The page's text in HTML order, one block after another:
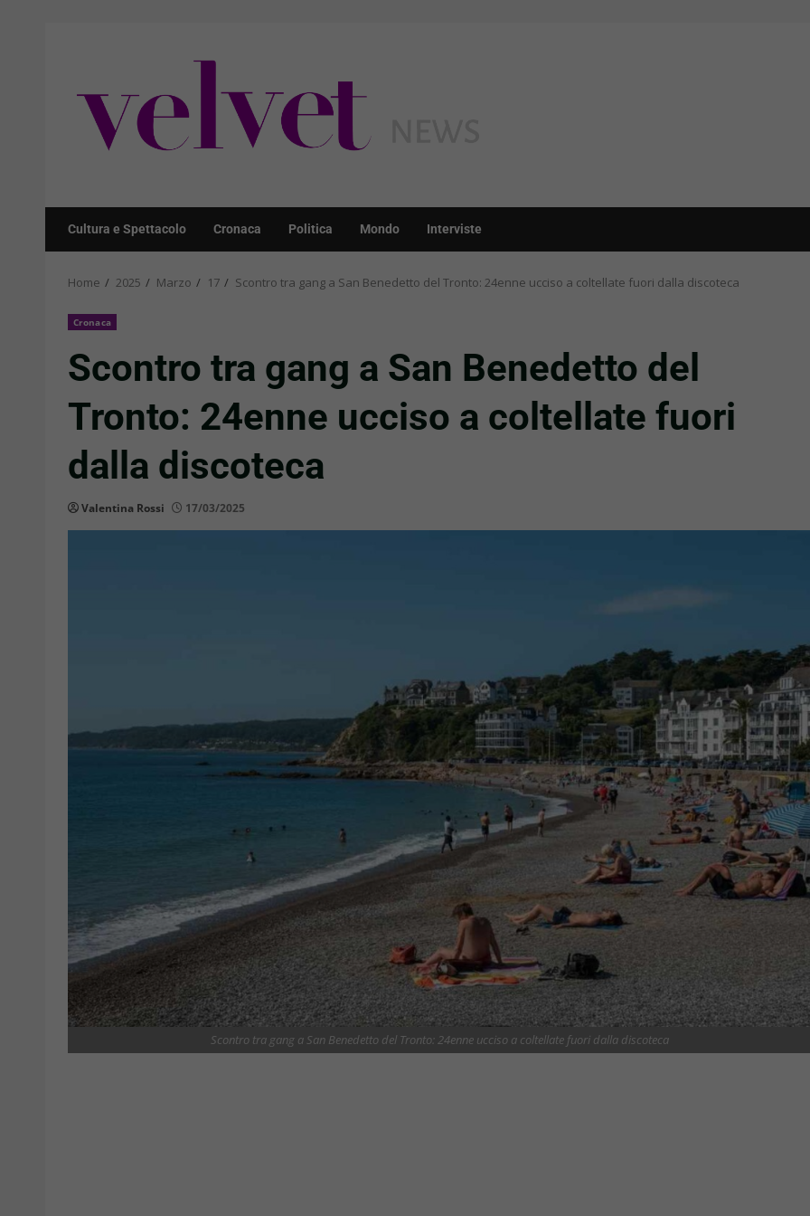
Cultura e Spettacolo Cronaca Politica Mondo Interviste
Home 2025 Marzo 17 Scontro tra gang a San Benedetto del Tronto: 24enne ucciso a coltellate fuori dalla discoteca
Cronaca
Scontro tra gang a San Benedetto del
Tronto: 24enne ucciso a coltellate fuori
dalla discoteca
Valentina Rossi 17/03/2025
Scontro tra gang a San Benedetto del Tronto: 24enne ucciso a coltellate fuori dalla discoteca